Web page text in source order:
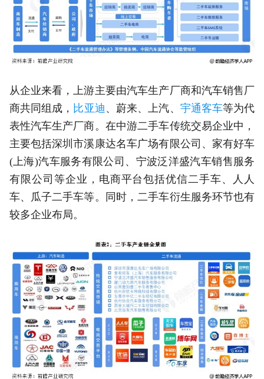
从企业来看，上游主要由汽车生产厂商和汽车销售厂
商共同组成， 比亚迪 、蔚来、上汽、 宇通客车等为代
表性汽车生产厂商。在中游二手车传统交易企业中，
主要包括深圳市溪康达名车广场有限公司、家有好车
(上海)汽车服务有限公司、宁波泛洋盛汽车销售服务
有限公司等企业，电商平台包括优信二手车、人人
车、瓜子二手车等。同时，二手车衍生服务环节也有
较多企业布局。